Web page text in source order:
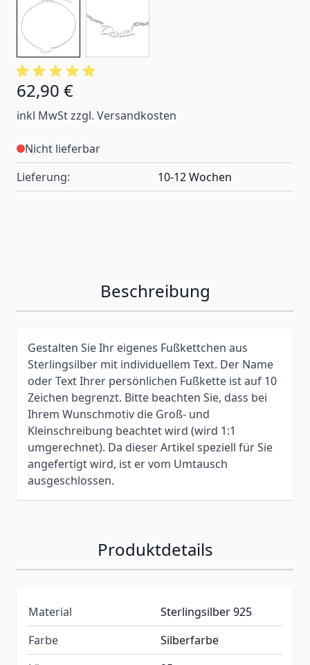
62,90 €
inkl MwSt zzgl. Versandkosten
Nicht lieferbar
Lieferung:
10-12 Wochen
Beschreibung
Gestalten Sie Ihr eigenes Fußkettchen aus
Sterlingsilber mit individuellem Text. Der Name
oder Text Ihrer persönlichen Fußkette ist auf 10
Zeichen begrenzt. Bitte beachten Sie, dass bei
Ihrem Wunschmotiv die Groß- und
Kleinschreibung beachtet wird (wird 1:1
umgerechnet). Da dieser Artikel speziell für Sie
angefertigt wird, ist er vom Umtausch
ausgeschlossen.
Produktdetails
Material
Sterlingsilber 925
Farbe
Silberfarbe